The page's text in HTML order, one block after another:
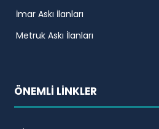
İmar Askı İlanları
Metruk Askı İlanları
ÖNEMLİ LİNKLER